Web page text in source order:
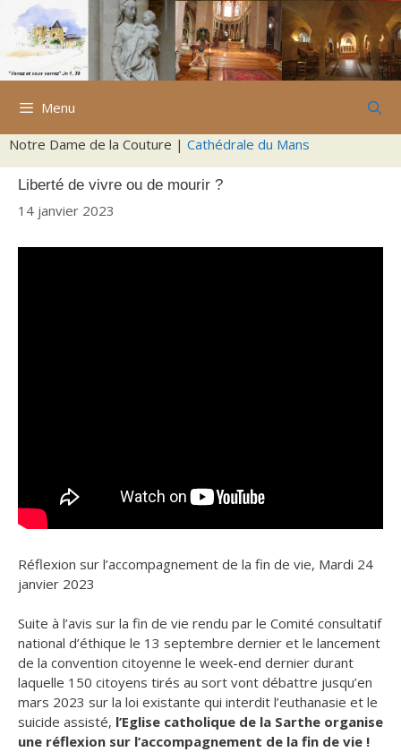
Aller
contenu
Menu
Notre Dame de la Couture | Cathédrale du Mans
Liberté de vivre ou de mourir ?
14 janvier 2023
Réflexion sur l’accompagnement de la fin de vie, Mardi 24
janvier 2023
Suite à l’avis sur la fin de vie rendu par le Comité consultatif
national d’éthique le 13 septembre dernier et le lancement
de la convention citoyenne le week-end dernier durant
laquelle 150 citoyens tirés au sort vont débattre jusqu’en
mars 2023 sur la loi existante qui interdit l’euthanasie et le
suicide assisté, l’Eglise catholique de la Sarthe organise
une réflexion sur l’accompagnement de la fin de vie !